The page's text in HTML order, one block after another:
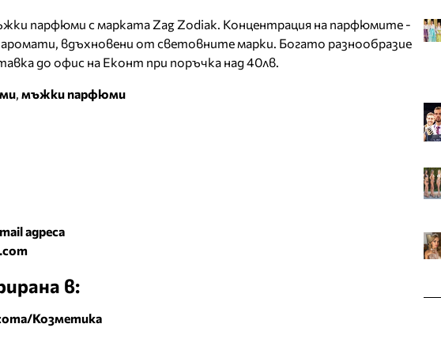
парфюми с марката Zag Zodiak. Концентрация на парфюмите -
вдъхновени от световните марки. Богато разнообразие
до офис на Еконт при поръчка над 40лв.
мъжки парфюми
адреса
в:
Козметика